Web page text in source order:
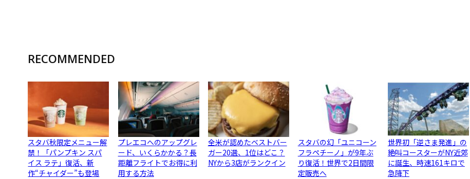
RECOMMENDED
スタバ秋限定メニュー解
禁！「パンプキン スパ
イス ラテ」復活、新
作“チャイダー”も登場
プレエコへのアップグレ
ード、いくらかかる？長
距離フライトでお得に利
用する方法
全米が認めたベストバー
ガー20選、1位はどこ？
NYから3店がランクイン
スタバの幻「ユニコーン
フラペチーノ」が9年ぶ
り復活！世界で2日間限
定販売へ
世界初「逆さま発進」の
絶叫コースターがNY近郊
に誕生、時速161キロで
急降下